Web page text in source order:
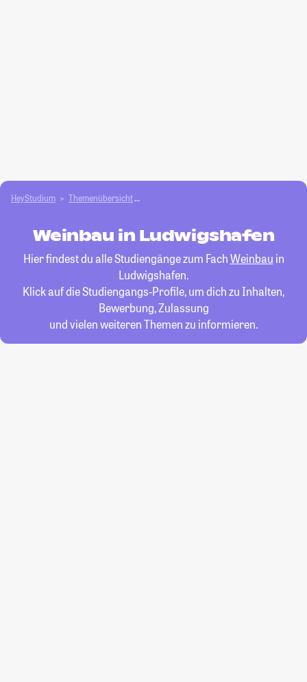
HeyStudium Themenübersicht
Weinbau in Ludwigshafen
Hier findest du alle Studiengänge zum FachWeinbau in
Ludwigshafen.
Klick auf die Studiengangs-Profile, um dich zu Inhalten,
Bewerbung, Zulassung
und vielen weiteren Themen zu informieren.